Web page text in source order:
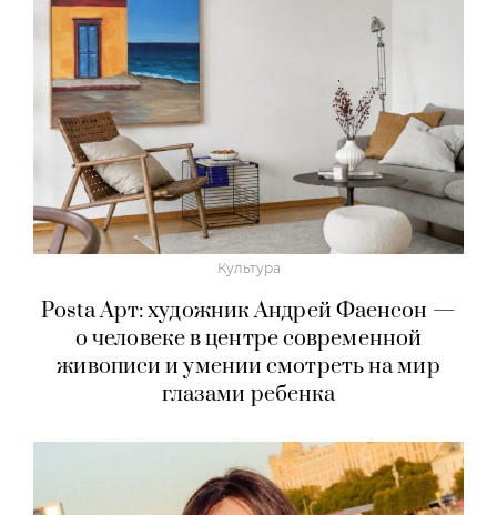
Культура
Posta Арт: художник Андрей Фаенсон —
о человеке в центре современной
живописи и умении смотреть на мир
глазами ребенка